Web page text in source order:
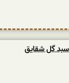
سبد گل شقایق